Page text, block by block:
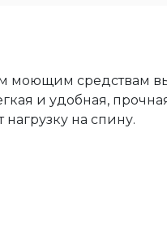
моющим средствам
и удобная,
на спину.